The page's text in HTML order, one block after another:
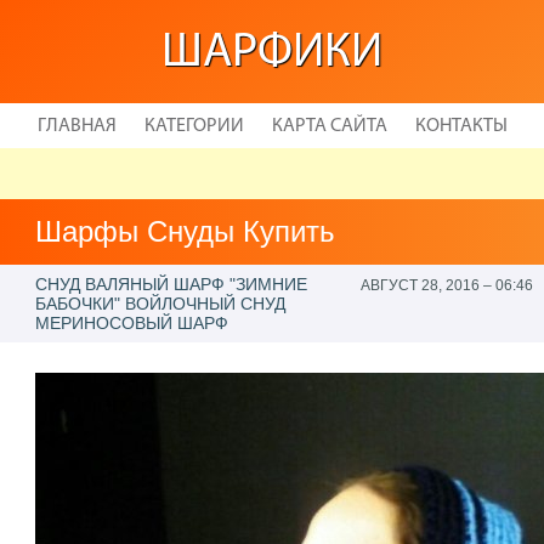
ШАРФИКИ
ГЛАВНАЯ КАТЕГОРИИ КАРТА САЙТА КОНТАКТЫ
Шарфы Снуды Купить
СНУД ВАЛЯНЫЙ ШАРФ "ЗИМНИЕ
БАБОЧКИ" ВОЙЛОЧНЫЙ СНУД
МЕРИНОСОВЫЙ ШАРФ
АВГУСТ 28, 2016 – 06:46